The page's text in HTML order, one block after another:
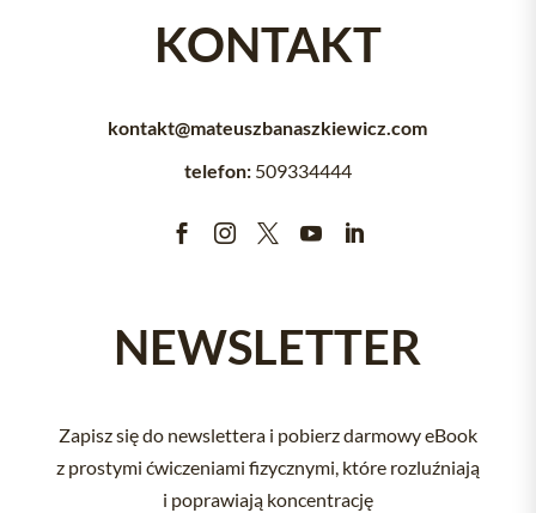
KONTAKT
kontakt@mateuszbanaszkiewicz.com
telefon: 509334444
    
NEWSLETTER
Zapisz się do newslettera i pobierz darmowy eBook
z prostymi ćwiczeniami fizycznymi, które rozluźniają
i poprawiają koncentrację